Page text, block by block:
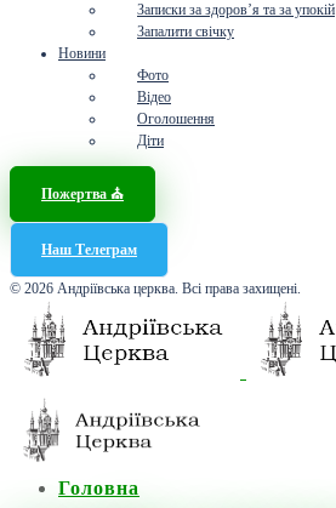
Записки за здоров’я та за упокій
Запалити свічку
Новини
Фото
Відео
Оголошення
Діти
Пожертва ⛪️
Наш Телеграм
© 2026 Андріївська церква. Всі права захищені.
Головна